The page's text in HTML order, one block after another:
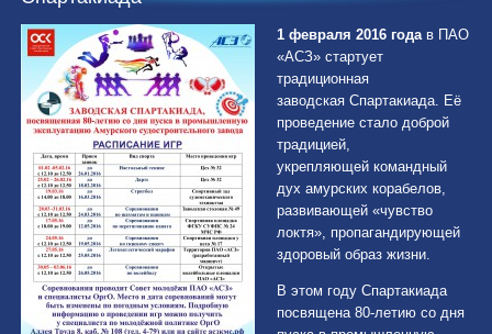
1 февраля 2016 годав ПАО
«АСЗ» стартует
традиционная
заводская Спартакиада. Её
проведение стало доброй
традицией,
укрепляющей командный
дух амурских корабелов,
развивающей «чувство
локтя», пропагандирующей
здоровый образ жизни.
В этом году Спартакиада
посвящена 80-летию со дня